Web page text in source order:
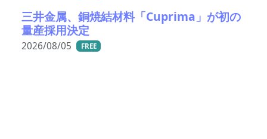
三井金属、銅焼結材料「Cuprima」が初の
量産採用決定
2026/08/05 FREE